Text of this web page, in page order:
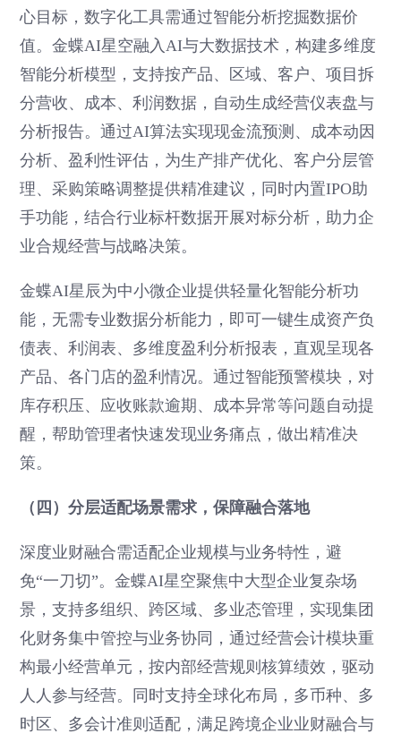
心目标，数字化工具需通过智能分析挖掘数据价
值。金蝶AI星空融入AI与大数据技术，构建多维度
智能分析模型，支持按产品、区域、客户、项目拆
分营收、成本、利润数据，自动生成经营仪表盘与
分析报告。通过AI算法实现现金流预测、成本动因
分析、盈利性评估，为生产排产优化、客户分层管
理、采购策略调整提供精准建议，同时内置IPO助
手功能，结合行业标杆数据开展对标分析，助力企
业合规经营与战略决策。
金蝶AI星辰为中小微企业提供轻量化智能分析功
能，无需专业数据分析能力，即可一键生成资产负
债表、利润表、多维度盈利分析报表，直观呈现各
产品、各门店的盈利情况。通过智能预警模块，对
库存积压、应收账款逾期、成本异常等问题自动提
醒，帮助管理者快速发现业务痛点，做出精准决
策。
（四）分层适配场景需求，保障融合落地
深度业财融合需适配企业规模与业务特性，避
免“一刀切”。金蝶AI星空聚焦中大型企业复杂场
景，支持多组织、跨区域、多业态管理，实现集团
化财务集中管控与业务协同，通过经营会计模块重
构最小经营单元，按内部经营规则核算绩效，驱动
人人参与经营。同时支持全球化布局，多币种、多
时区、多会计准则适配，满足跨境企业业财融合与